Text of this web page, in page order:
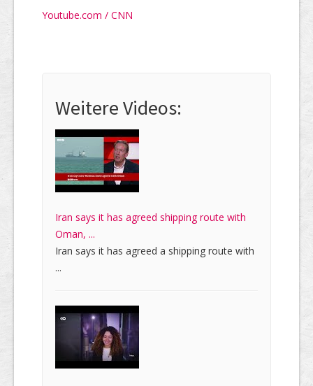
Youtube.com / CNN
Weitere Videos:
Iran says it has agreed shipping route with
Oman, ...
Iran says it has agreed a shipping route with
...